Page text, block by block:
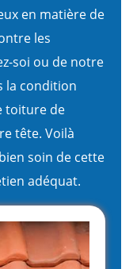
en matière de
les
soi ou de notre
la condition
toiture de
tête. Voilà
soin de cette
adéquat.